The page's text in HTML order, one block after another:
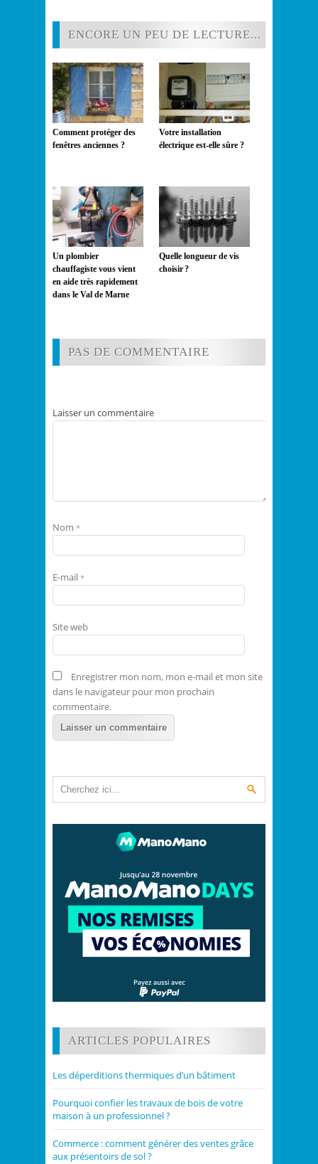
ENCORE UN PEU DE LECTURE...
Comment protéger des
fenêtres anciennes ?
Votre installation
électrique est-elle sûre ?
Un plombier
chauffagiste vous vient
en aide très rapidement
dans le Val de Marne
Quelle longueur de vis
choisir ?
PAS DE COMMENTAIRE
Laisser un commentaire
Nom *
E-mail *
Site web
Enregistrer mon nom, mon e-mail et mon site
dans le navigateur pour mon prochain
commentaire.
ARTICLES POPULAIRES
Les déperditions thermiques d’un bâtiment
Pourquoi confier les travaux de bois de votre
maison à un professionnel ?
Commerce : comment générer des ventes grâce
aux présentoirs de sol ?